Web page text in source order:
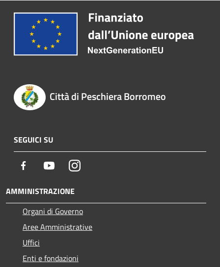
Città di Peschiera Borromeo
SEGUICI SU
Facebook YoutubeInstagram
AMMINISTRAZIONE
Organi di Governo
Aree Amministrative
Uffici
Enti e fondazioni